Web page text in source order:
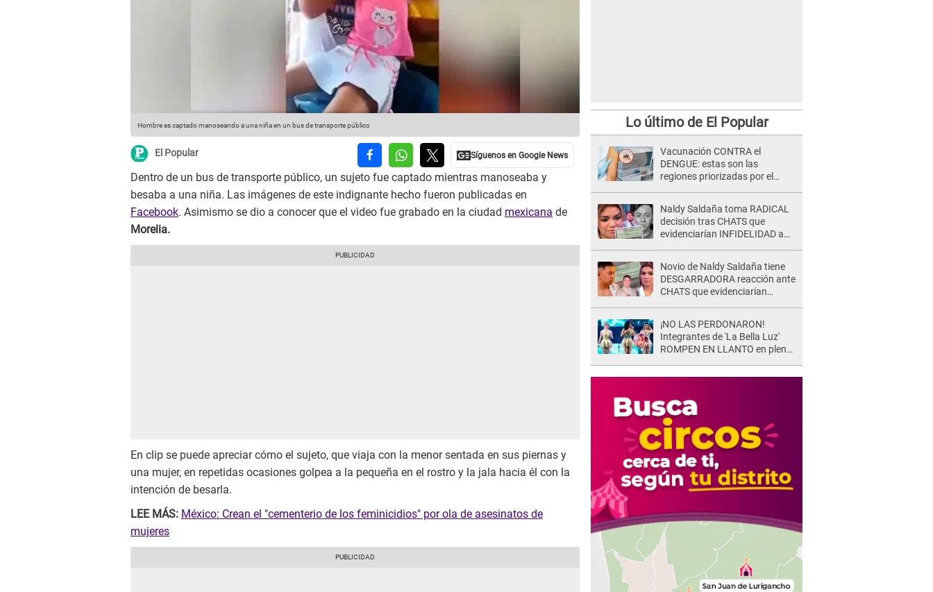
Hombre es captado manoseando a una niña en un bus de transporte público
El Popular
Dentro de un bus de transporte público, un sujeto fue captado mientras manoseaba y
besaba a una niña. Las imágenes de este indignante hecho fueron publicadas en
Facebook. Asimismo se dio a conocer que el video fue grabado en la ciudad mexicana de
Morelia.
En clip se puede apreciar cómo el sujeto, que viaja con la menor sentada en sus piernas y
una mujer, en repetidas ocasiones golpea a la pequeña en el rostro y la jala hacia él con la
intención de besarla.
LEE MÁS: México: Crean el "cementerio de los feminicidios" por ola de asesinatos de
mujeres
Lo último de El Popular
Vacunación CONTRA el
DENGUE: estas son las
regiones priorizadas por el
Naldy Saldaña toma RADICAL
decisión tras CHATS que
evidenciarían INFIDELIDAD a
Novio de Naldy Saldaña tiene
DESGARRADORA reacción ante
CHATS que evidenciarían
¡NO LAS PERDONARON!
Integrantes de 'La Bella Luz'
ROMPEN EN LLANTO en pleno